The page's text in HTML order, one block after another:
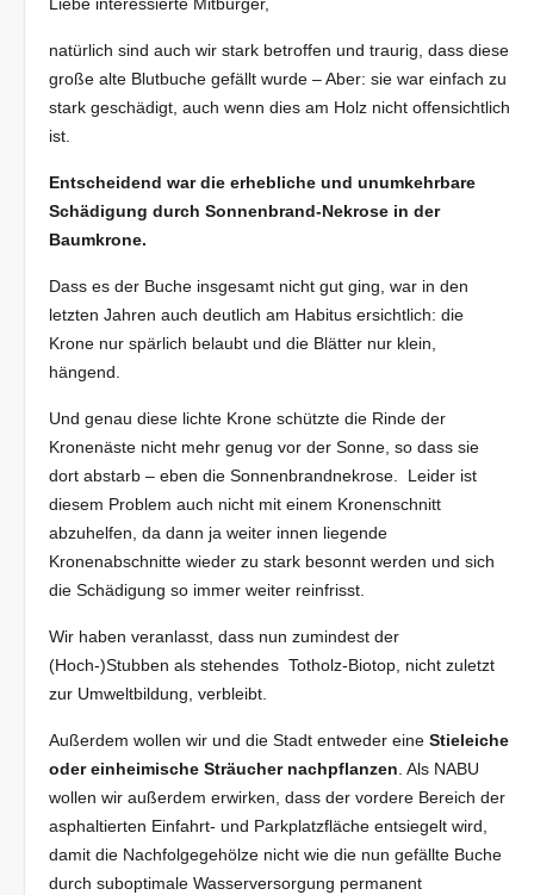
Liebe interessierte Mitbürger,
natürlich sind auch wir stark betroffen und traurig, dass diese
große alte Blutbuche gefällt wurde – Aber: sie war einfach zu
stark geschädigt, auch wenn dies am Holz nicht offensichtlich
ist.
Entscheidend war die erhebliche und unumkehrbare
Schädigung durch Sonnenbrand-Nekrose in der
Baumkrone.
Dass es der Buche insgesamt nicht gut ging, war in den
letzten Jahren auch deutlich am Habitus ersichtlich: die
Krone nur spärlich belaubt und die Blätter nur klein,
hängend.
Und genau diese lichte Krone schützte die Rinde der
Kronenäste nicht mehr genug vor der Sonne, so dass sie
dort abstarb – eben die Sonnenbrandnekrose. Leider ist
diesem Problem auch nicht mit einem Kronenschnitt
abzuhelfen, da dann ja weiter innen liegende
Kronenabschnitte wieder zu stark besonnt werden und sich
die Schädigung so immer weiter reinfrisst.
Wir haben veranlasst, dass nun zumindest der
(Hoch-)Stubben als stehendes Totholz-Biotop, nicht zuletzt
zur Umweltbildung, verbleibt.
Außerdem wollen wir und die Stadt entweder eineStieleiche
oder einheimische Sträucher nachpflanzen. Als NABU
wollen wir außerdem erwirken, dass der vordere Bereich der
asphaltierten Einfahrt- und Parkplatzfläche entsiegelt wird,
damit die Nachfolgegehölze nicht wie die nun gefällte Buche
durch suboptimale Wasserversorgung permanent